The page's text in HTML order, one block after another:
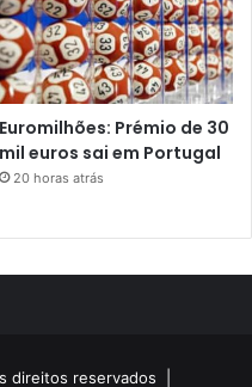
Euromilhões: Prémio de 30
mil euros sai em Portugal
20 horas atrás
direitos reservados |